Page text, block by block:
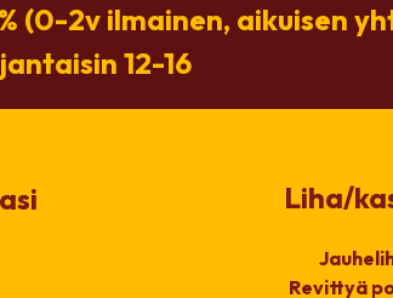
(0-2v ilmainen, aikuisen
12-16
Liha/
Revittyä